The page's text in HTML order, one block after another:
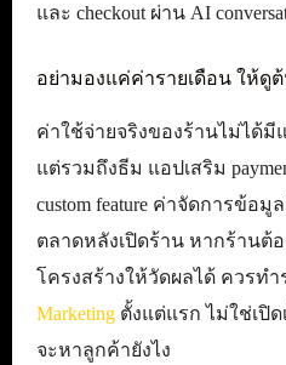
และ checkout ผ่าน AI
อย่ามองแค่ค่ารายเดือน ให้ดู
ค่าใช้จ่ายจริงของร้านไม่ได้มี
แต่รวมถึงธีม แอปเสริม
custom feature ค่าจัดการข้อ
ตลาดหลังเปิดร้าน หากร้านต้อ
โครงสร้างให้วัดผลได้ ควรทำ
Marketing ตั้งแต่แรก ไม่ใช่เปิ
จะหาลูกค้ายังไง